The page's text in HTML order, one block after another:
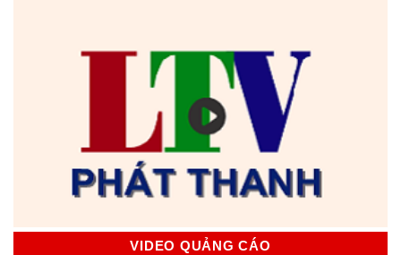
VIDEO QUẢNG CÁO